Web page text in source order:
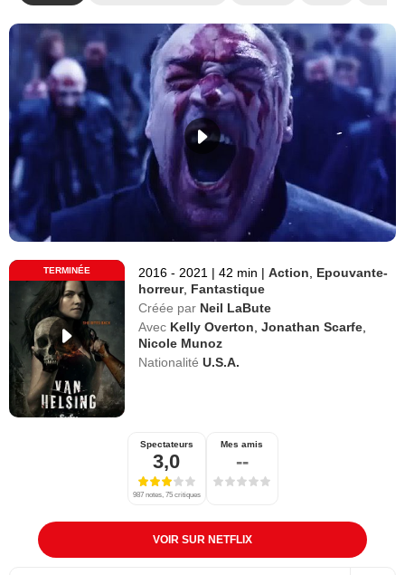
TERMINÉE 2016 - 2021 | 42 min | Action
Epouvante-
horreur, Fantastique
Créée par Neil LaBute
Avec Kelly Overton ,Jonathan Scarfe
Nicole Munoz
Nationalité U.S.A.
Spectateurs
3,0
987 notes, 75 critiques
Mes amis
--
VOIR SUR NETFLIX